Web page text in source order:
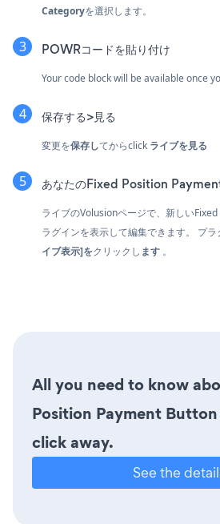
Categoryを選択します。
POWRコードを貼り付け
Your code block will be available once
保存する>見る
変更を保存してからclick ライブを見る
あなたのFixed Position
ライブのVolusionページで、新しい
ラグインを表示して編集できます。 プラ
イブ表示]をクリックし ます 。
All you need to know
Position Payment
click away.
See the